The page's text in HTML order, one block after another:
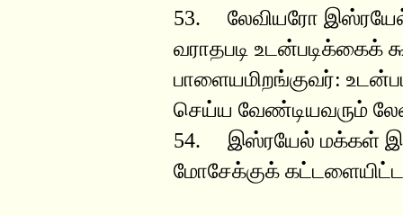
53. லேவியரோ
வராதபடி உடன்படிக்கைக்
பாளையமிறங்குவர்:
செய்ய வேண்டியவரும்
54. இஸ்ரயேல் மக்கள்
மோசேக்குக்